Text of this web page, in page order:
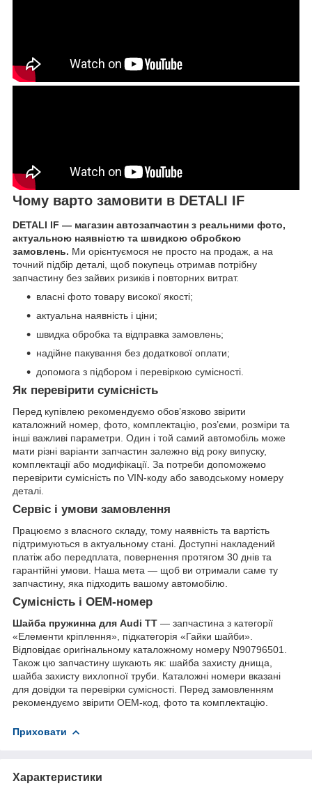
Чому варто замовити в DETALI IF
DETALI IF — магазин автозапчастин з реальними фото,
актуальною наявністю та швидкою обробкою
замовлень. Ми орієнтуємося не просто на продаж, а на
точний підбір деталі, щоб покупець отримав потрібну
запчастину без зайвих ризиків і повторних витрат.
власні фото товару високої якості;
актуальна наявність і ціни;
швидка обробка та відправка замовлень;
надійне пакування без додаткової оплати;
допомога з підбором і перевіркою сумісності.
Як перевірити сумісність
Перед купівлею рекомендуємо обов’язково звірити
каталожний номер, фото, комплектацію, роз’єми, розміри та
інші важливі параметри. Один і той самий автомобіль може
мати різні варіанти запчастин залежно від року випуску,
комплектації або модифікації. За потреби допоможемо
перевірити сумісність по VIN-коду або заводському номеру
деталі.
Сервіс і умови замовлення
Працюємо з власного складу, тому наявність та вартість
підтримуються в актуальному стані. Доступні накладений
платіж або передплата, повернення протягом 30 днів та
гарантійні умови. Наша мета — щоб ви отримали саме ту
запчастину, яка підходить вашому автомобілю.
Сумісність і OEM-номер
Шайба пружинна для Audi TT — запчастина з категорії
«Елементи кріплення», підкатегорія «Гайки шайби».
Відповідає оригінальному каталожному номеру N90796501.
Також цю запчастину шукають як: шайба захисту днища,
шайба захисту вихлопної труби. Каталожні номери вказані
для довідки та перевірки сумісності. Перед замовленням
рекомендуємо звірити OEM-код, фото та комплектацію.
Приховати
Характеристики